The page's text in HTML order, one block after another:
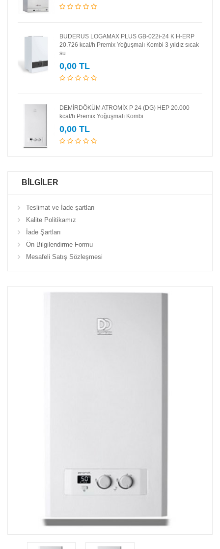
BUDERUS LOGAMAX PLUS GB-022i-24 K H-ERP
20.726 kcal/h Premix Yoğuşmalı Kombi 3 yıldız sıcak
su
0,00 TL
DEMİRDÖKÜM ATROMİX P 24 (DG) HEP 20.000
kcal/h Premix Yoğuşmalı Kombi
0,00 TL
BİLGİLER
Teslimat ve İade şartları
Kalite Politikamız
İade Şartları
Ön Bilgilendirme Formu
Mesafeli Satış Sözleşmesi